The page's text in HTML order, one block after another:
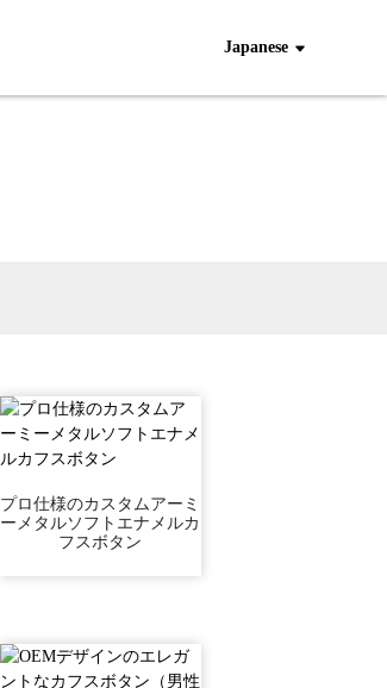
Japanese
プロ仕様のカスタムアーミ
ーメタルソフトエナメルカ
フスボタン